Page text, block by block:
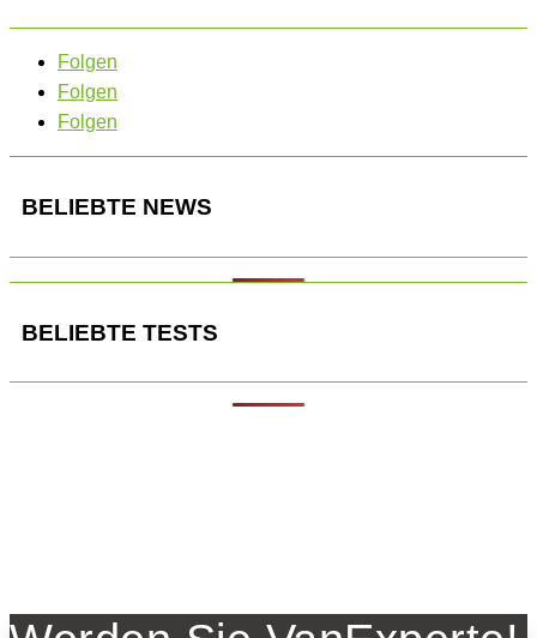
Folgen
Folgen
Folgen
BELIEBTE NEWS
BELIEBTE TESTS